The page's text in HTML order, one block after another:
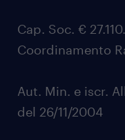
Cap. Soc. €
Coordinamento
Aut. Min. e iscr.
del 26/11/2004